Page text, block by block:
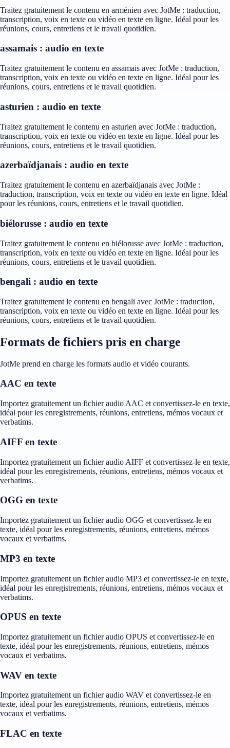
Traitez gratuitement le contenu en arménien avec JotMe : traduction,
transcription, voix en texte ou vidéo en texte en ligne. Idéal pour les
réunions, cours, entretiens et le travail quotidien.
assamais : audio en texte
Traitez gratuitement le contenu en assamais avec JotMe : traduction,
transcription, voix en texte ou vidéo en texte en ligne. Idéal pour les
réunions, cours, entretiens et le travail quotidien.
asturien : audio en texte
Traitez gratuitement le contenu en asturien avec JotMe : traduction,
transcription, voix en texte ou vidéo en texte en ligne. Idéal pour les
réunions, cours, entretiens et le travail quotidien.
azerbaïdjanais : audio en texte
Traitez gratuitement le contenu en azerbaïdjanais avec JotMe :
traduction, transcription, voix en texte ou vidéo en texte en ligne. Idéal
pour les réunions, cours, entretiens et le travail quotidien.
biélorusse : audio en texte
Traitez gratuitement le contenu en biélorusse avec JotMe : traduction,
transcription, voix en texte ou vidéo en texte en ligne. Idéal pour les
réunions, cours, entretiens et le travail quotidien.
bengali : audio en texte
Traitez gratuitement le contenu en bengali avec JotMe : traduction,
transcription, voix en texte ou vidéo en texte en ligne. Idéal pour les
réunions, cours, entretiens et le travail quotidien.
Formats de fichiers pris en charge
JotMe prend en charge les formats audio et vidéo courants.
AAC en texte
Importez gratuitement un fichier audio AAC et convertissez-le en texte,
idéal pour les enregistrements, réunions, entretiens, mémos vocaux et
verbatims.
AIFF en texte
Importez gratuitement un fichier audio AIFF et convertissez-le en texte,
idéal pour les enregistrements, réunions, entretiens, mémos vocaux et
verbatims.
OGG en texte
Importez gratuitement un fichier audio OGG et convertissez-le en
texte, idéal pour les enregistrements, réunions, entretiens, mémos
vocaux et verbatims.
MP3 en texte
Importez gratuitement un fichier audio MP3 et convertissez-le en texte,
idéal pour les enregistrements, réunions, entretiens, mémos vocaux et
verbatims.
OPUS en texte
Importez gratuitement un fichier audio OPUS et convertissez-le en
texte, idéal pour les enregistrements, réunions, entretiens, mémos
vocaux et verbatims.
WAV en texte
Importez gratuitement un fichier audio WAV et convertissez-le en
texte, idéal pour les enregistrements, réunions, entretiens, mémos
vocaux et verbatims.
FLAC en texte